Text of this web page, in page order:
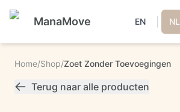
ManaMove EN NL
Home/Shop/Zoet Zonder Toevoegingen
Terug naar alle producten